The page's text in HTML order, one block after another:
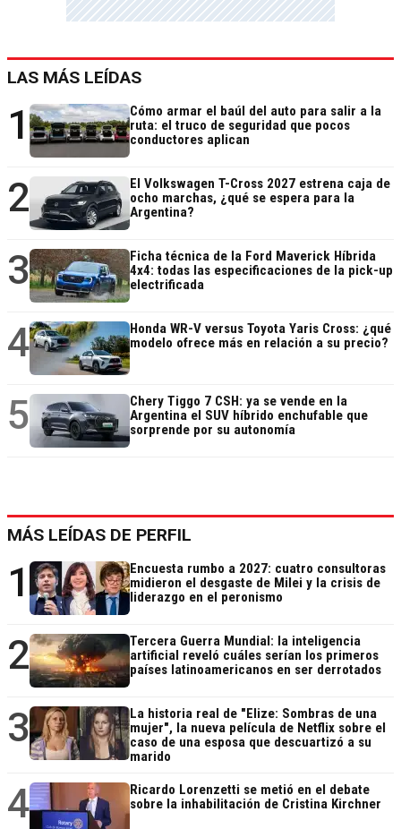
LAS MÁS LEÍDAS
1
Cómo armar el baúl del auto para salir a la
ruta: el truco de seguridad que pocos
conductores aplican
2
El Volkswagen T-Cross 2027 estrena caja de
ocho marchas, ¿qué se espera para la
Argentina?
3
Ficha técnica de la Ford Maverick Híbrida
4x4: todas las especificaciones de la pick-up
electrificada
4
Honda WR-V versus Toyota Yaris Cross: ¿qué
modelo ofrece más en relación a su precio?
5
Chery Tiggo 7 CSH: ya se vende en la
Argentina el SUV híbrido enchufable que
sorprende por su autonomía
MÁS LEÍDAS DE PERFIL
1
Encuesta rumbo a 2027: cuatro consultoras
midieron el desgaste de Milei y la crisis de
liderazgo en el peronismo
2
Tercera Guerra Mundial: la inteligencia
artificial reveló cuáles serían los primeros
países latinoamericanos en ser derrotados
3
La historia real de "Elize: Sombras de una
mujer", la nueva película de Netflix sobre el
caso de una esposa que descuartizó a su
marido
4
Ricardo Lorenzetti se metió en el debate
sobre la inhabilitación de Cristina Kirchner